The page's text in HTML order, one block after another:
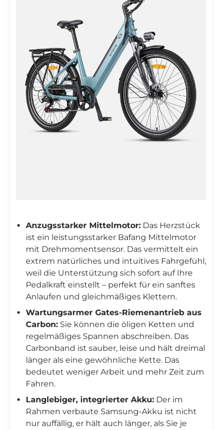
Anzugsstarker Mittelmotor: Das Herzstück
ist ein leistungsstarker Bafang Mittelmotor
mit Drehmomentsensor. Das vermittelt ein
extrem natürliches und intuitives Fahrgefühl,
weil die Unterstützung sich sofort auf Ihre
Pedalkraft einstellt – perfekt für ein sanftes
Anlaufen und gleichmäßiges Klettern.
Wartungsarmer Gates-Riemenantrieb aus
Carbon: Sie können die öligen Ketten und
regelmäßiges Spannen abschreiben. Das
Carbonband ist sauber, leise und hält dreimal
länger als eine gewöhnliche Kette. Das
bedeutet weniger Arbeit und mehr Zeit zum
Fahren.
Langlebiger, integrierter Akku: Der im
Rahmen verbaute Samsung-Akku ist nicht
nur auffällig, er hält auch länger, als Sie je